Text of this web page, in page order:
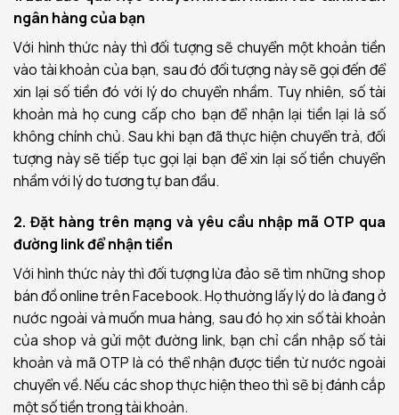
ngân hàng của bạn
Với hình thức này thì đối tượng sẽ chuyển một khoản tiền
vào tài khoản của bạn, sau đó đối tượng này sẽ gọi đến để
xin lại số tiền đó với lý do chuyển nhầm. Tuy nhiên, số tài
khoản mà họ cung cấp cho bạn để nhận lại tiền lại là số
không chính chủ. Sau khi bạn đã thực hiện chuyển trả, đối
tượng này sẽ tiếp tục gọi lại bạn để xin lại số tiền chuyển
nhầm với lý do tương tự ban đầu.
2. Đặt hàng trên mạng và yêu cầu nhập mã OTP qua
đường link để nhận tiền
Với hình thức này thì đối tượng lừa đảo sẽ tìm những shop
bán đồ online trên Facebook. Họ thường lấy lý do là đang ở
nước ngoài và muốn mua hàng, sau đó họ xin số tài khoản
của shop và gửi một đường link, bạn chỉ cần nhập số tài
khoản và mã OTP là có thể nhận được tiền từ nước ngoài
chuyển về. Nếu các shop thực hiện theo thì sẽ bị đánh cắp
một số tiền trong tài khoản.